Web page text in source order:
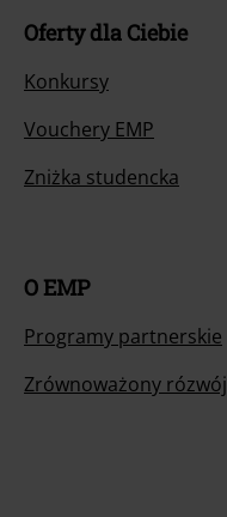
Oferty dla Ciebie
Konkursy
Vouchery EMP
Zniżka studencka
O EMP
Programy partnerskie
Zrównoważony rózwój